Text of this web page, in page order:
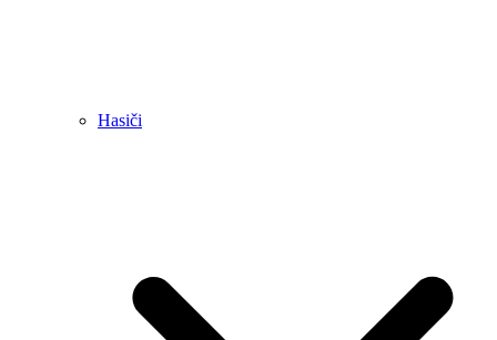
Hasiči